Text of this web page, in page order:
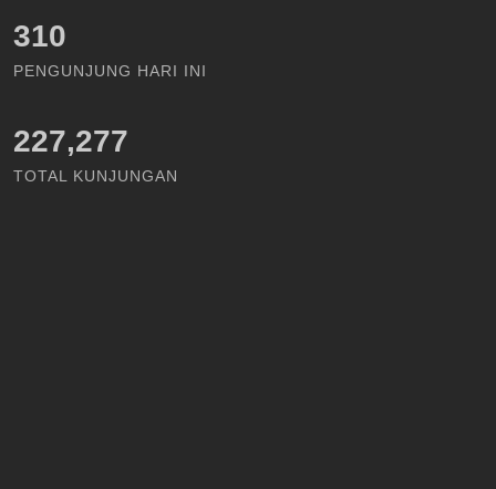
357
PENGUNJUNG HARI INI
227,277
TOTAL KUNJUNGAN